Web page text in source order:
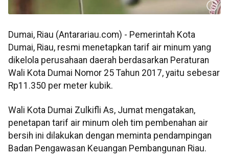
Dumai, Riau (Antarariau.com) - Pemerintah Kota
Dumai, Riau, resmi menetapkan tarif air minum yang
dikelola perusahaan daerah berdasarkan Peraturan
Wali Kota Dumai Nomor 25 Tahun 2017, yaitu sebesar
Rp11.350 per meter kubik.
Wali Kota Dumai Zulkifli As, Jumat mengatakan,
penetapan tarif air minum oleh tim pembenahan air
bersih ini dilakukan dengan meminta pendampingan
Badan Pengawasan Keuangan Pembangunan Riau.